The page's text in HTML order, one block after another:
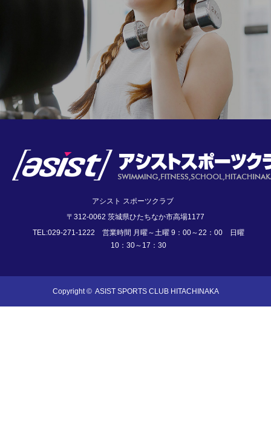
アシスト スポーツクラブ
〒312-0062 茨城県ひたちなか市高場1177
TEL:029-271-1222 営業時間 月曜～土曜 9：00～22：00 日曜
10：30～17：30
Copyright © ASIST SPORTS CLUB HITACHINAKA